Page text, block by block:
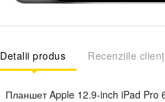
Detalii produs Recenziile
Планшет Apple 12.9-inch iPad Pro